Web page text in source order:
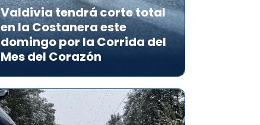
Valdivia tendrá corte total
en la Costanera este
domingo por la Corrida del
Mes del Corazón